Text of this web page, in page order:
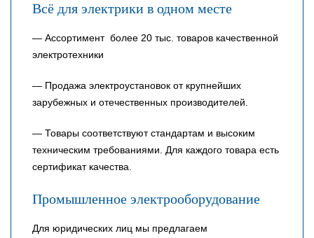
Всё для электрики в одном месте
— Ассортимент более 20 тыс. товаров качественной
электротехники
— Продажа электроустановок от крупнейших
зарубежных и отечественных производителей.
— Товары соответствуют стандартам и высоким
техническим требованиями. Для каждого товара есть
сертификат качества.
Промышленное электрооборудование
Для юридических лиц мы предлагаем